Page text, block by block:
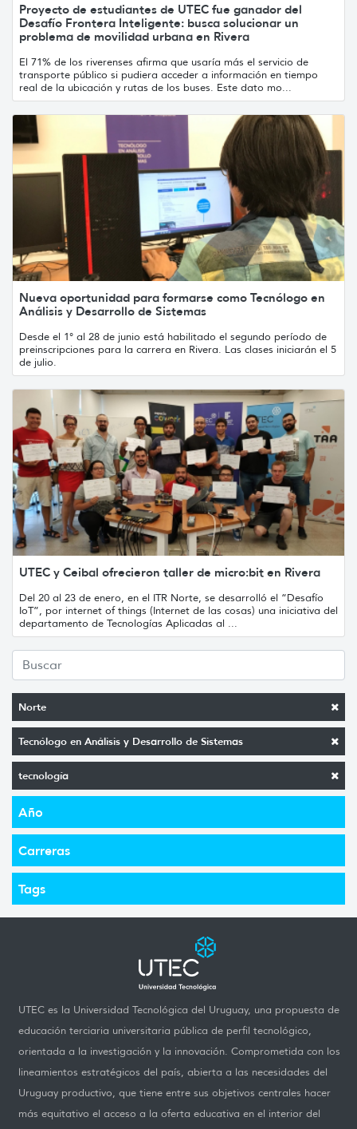
Norte
Tecnólogo en Análisis y Desarrollo de Sistemas
tecnología
Año
Carreras
Tags
Proyecto de estudiantes de UTEC fue ganador del
Desafío Frontera Inteligente: busca solucionar un
problema de movilidad urbana en Rivera
El 71% de los riverenses afirma que usaría más el servicio de
transporte público si pudiera acceder a información en tiempo
real de la ubicación y rutas de los buses. Este dato mo...
Nueva oportunidad para formarse como Tecnólogo en
Análisis y Desarrollo de Sistemas
Desde el 1° al 28 de junio está habilitado el segundo período de
preinscripciones para la carrera en Rivera. Las clases iniciarán el 5
de julio.
UTEC y Ceibal ofrecieron taller de micro:bit en Rivera
Del 20 al 23 de enero, en el ITR Norte, se desarrolló el “Desafío
IoT”, por internet of things (Internet de las cosas) una iniciativa del
departamento de Tecnologías Aplicadas al ...
UTEC es la Universidad Tecnológica del Uruguay, una propuesta de
educación terciaria universitaria pública de perfil tecnológico,
orientada a la investigación y la innovación. Comprometida con los
lineamientos estratégicos del país, abierta a las necesidades del
Uruguay productivo, que tiene entre sus objetivos centrales hacer
más equitativo el acceso a la oferta educativa en el interior del